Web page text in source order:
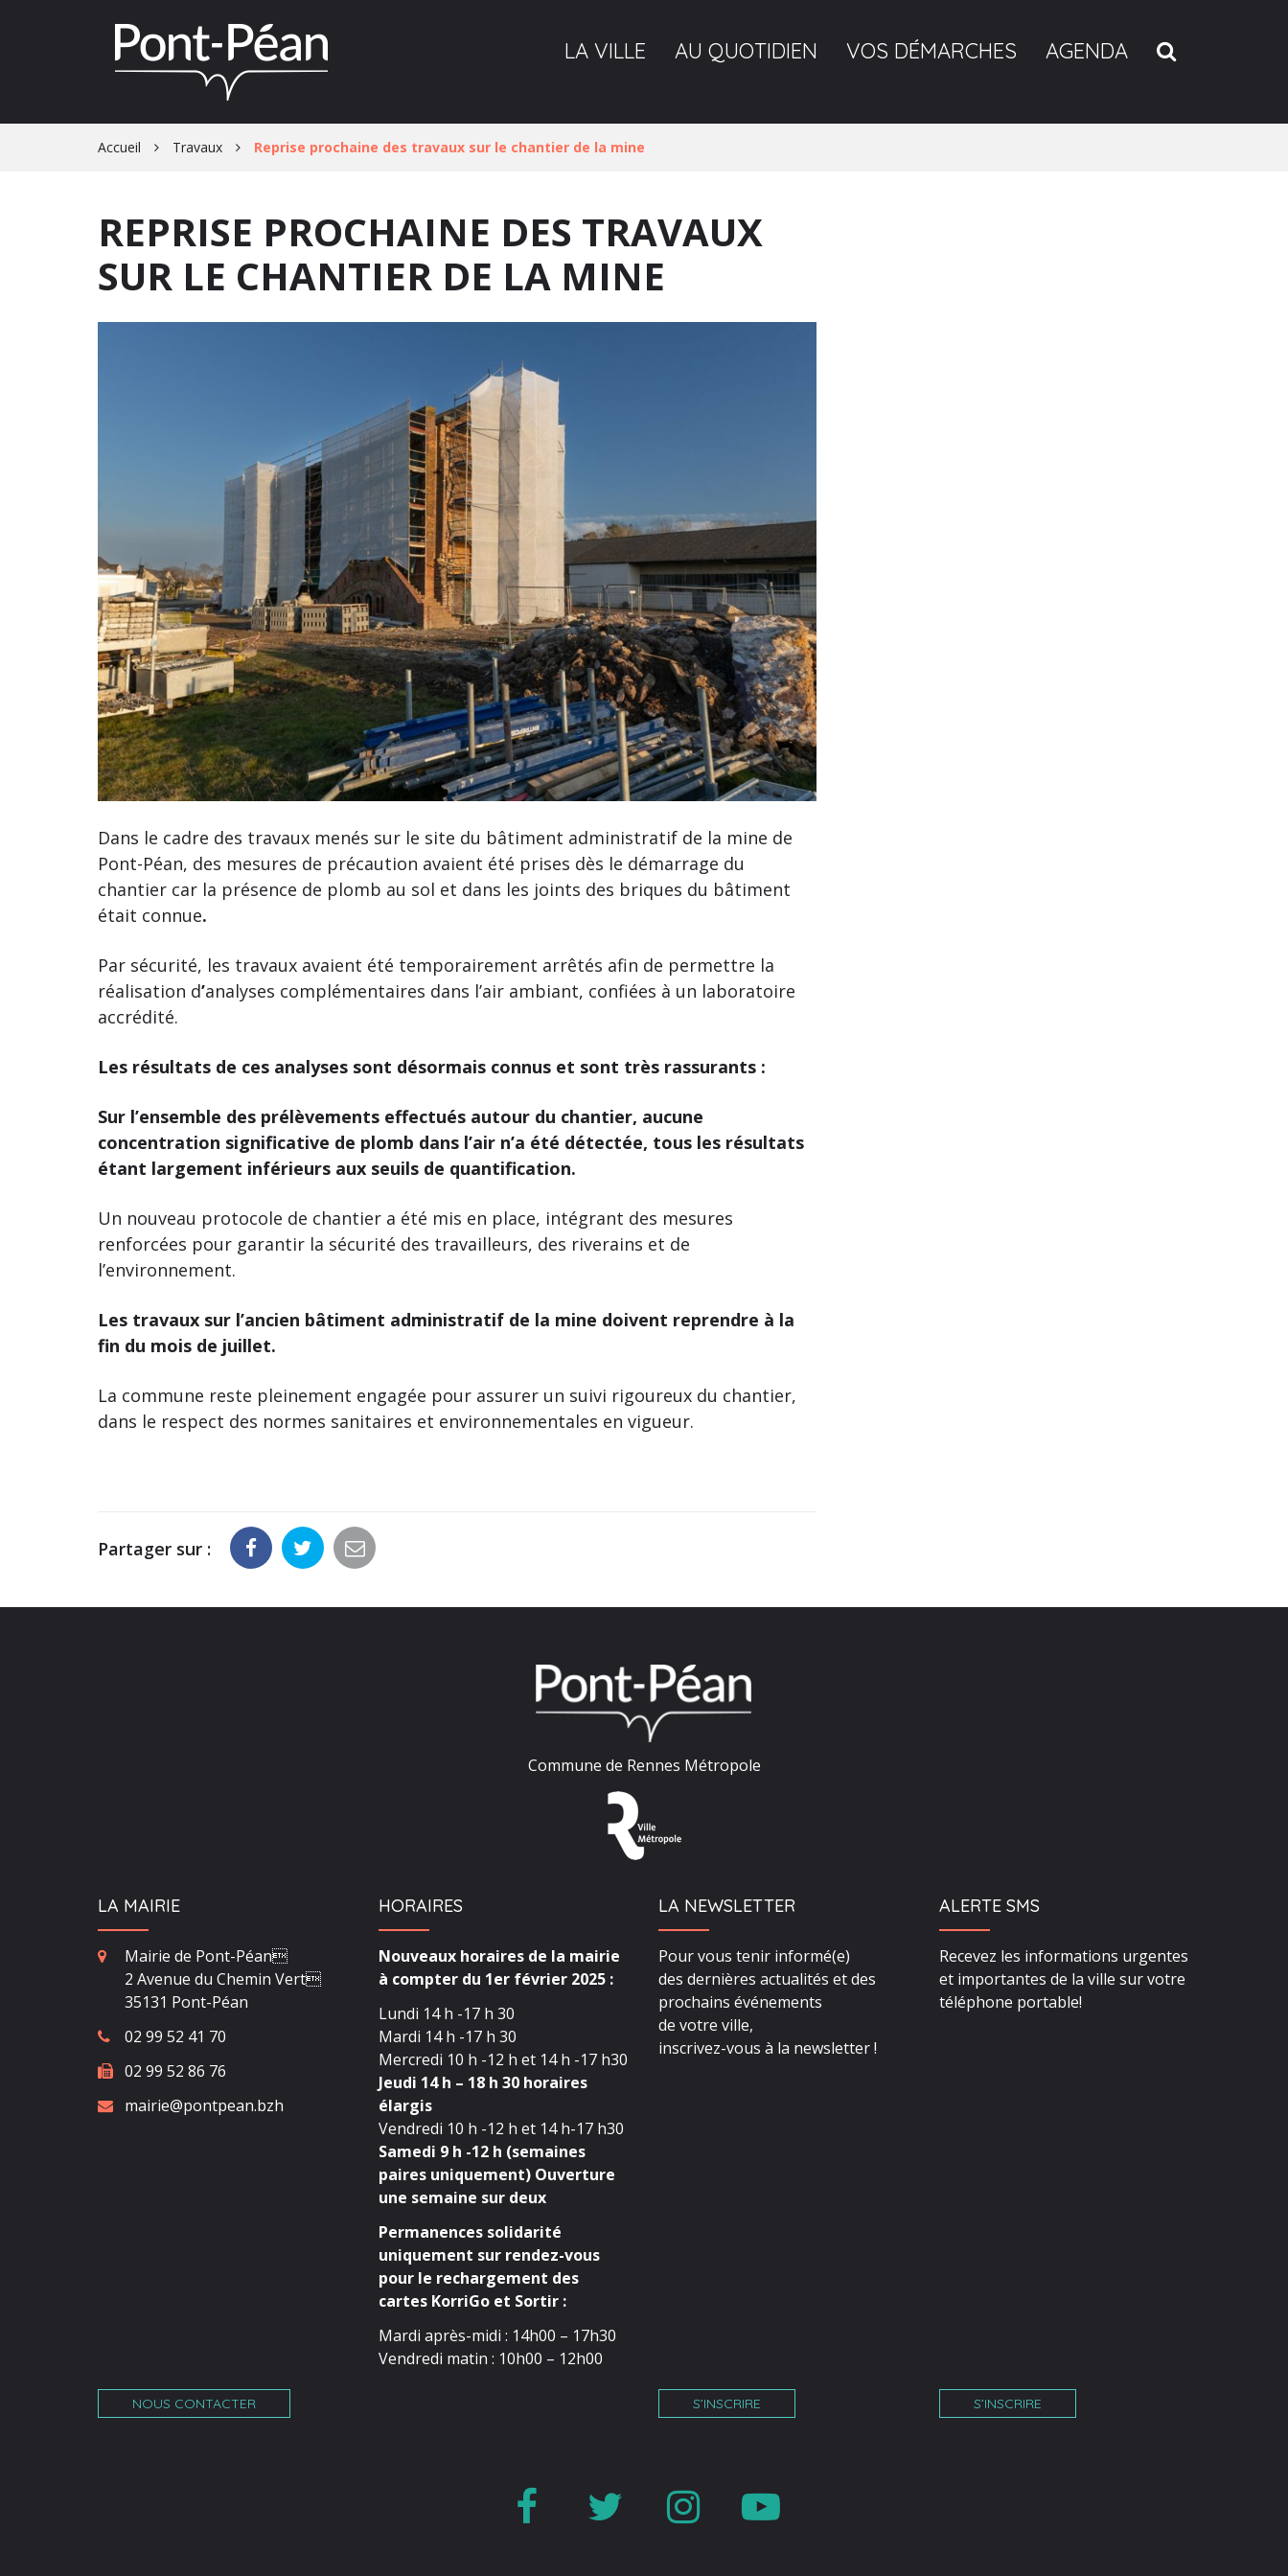
LA VILLE AU QUOTIDIEN VOS DÉMARCHES AGENDA
Accueil Travaux Reprise prochaine des travaux sur le chantier de la mine
REPRISE PROCHAINE DES TRAVAUX
SUR LE CHANTIER DE LA MINE
Dans le cadre des travaux menés sur le site du bâtiment administratif de la mine de
Pont-Péan, des mesures de précaution avaient été prises dès le démarrage du
chantier car la présence de plomb au sol et dans les joints des briques du bâtiment
était connue.
Par sécurité, les travaux avaient été temporairement arrêtés afin de permettre la
réalisation d’analyses complémentaires dans l’air ambiant, confiées à un laboratoire
accrédité.
Les résultats de ces analyses sont désormais connus et sont très rassurants :
Sur l’ensemble des prélèvements effectués autour du chantier, aucune
concentration significative de plomb dans l’air n’a été détectée, tous les résultats
étant largement inférieurs aux seuils de quantification.
Un nouveau protocole de chantier a été mis en place, intégrant des mesures
renforcées pour garantir la sécurité des travailleurs, des riverains et de
l’environnement.
Les travaux sur l’ancien bâtiment administratif de la mine doivent reprendre à la
fin du mois de juillet.
La commune reste pleinement engagée pour assurer un suivi rigoureux du chantier,
dans le respect des normes sanitaires et environnementales en vigueur.
Partager sur :
Commune de Rennes Métropole
LA MAIRIE
Mairie de Pont-Péan
2 Avenue du Chemin Vert
35131 Pont-Péan
02 99 52 41 70
02 99 52 86 76
mairie@pontpean.bzh
NOUS CONTACTER
HORAIRES
Nouveaux horaires de la mairie
à compter du 1er février 2025 :
Lundi 14 h -17 h 30
Mardi 14 h -17 h 30
Mercredi 10 h -12 h et 14 h -17 h30
Jeudi 14 h – 18 h 30 horaires
élargis
Vendredi 10 h -12 h et 14 h-17 h30
Samedi 9 h -12 h (semaines
paires uniquement) Ouverture
une semaine sur deux
Permanences solidarité
uniquement sur rendez-vous
pour le rechargement des
cartes KorriGo et Sortir :
Mardi après-midi : 14h00 – 17h30
Vendredi matin : 10h00 – 12h00
LA NEWSLETTER
Pour vous tenir informé(e)
des dernières actualités et des
prochains événements
de votre ville,
inscrivez-vous à la newsletter !
S’INSCRIRE
ALERTE SMS
Recevez les informations urgentes
et importantes de la ville sur votre
téléphone portable!
S’INSCRIRE
Lien Lien Lien